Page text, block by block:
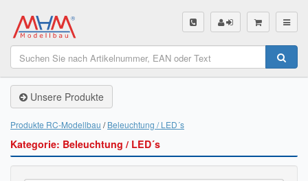
SHOP
Unsere Produkte
Servo Finder
Unsere Produkte
Produkte RC-Modellbau Beleuchtung / LED´s
Kategorie: Beleuchtung / LED´s